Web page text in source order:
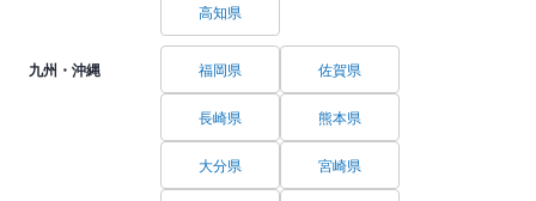
高知県
九州・沖縄 福岡県 佐賀県
長崎県 熊本県
大分県 宮崎県